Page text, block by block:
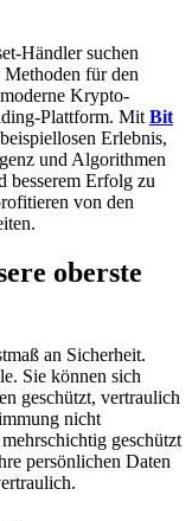
Händler suchen
für den
Krypto-
Plattform. Mit Bit
Erlebnis,
und Algorithmen
besserem Erfolg zu
von den
oberste
an Sicherheit.
Sie können sich
geschützt, vertraulich
nicht
geschützt
persönlichen Daten